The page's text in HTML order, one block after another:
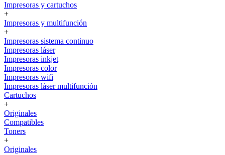
Impresoras y cartuchos
+
Impresoras y multifunción
+
Impresoras sistema continuo
Impresoras láser
Impresoras inkjet
Impresoras color
Impresoras wifi
Impresoras láser multifunción
Cartuchos
+
Originales
Compatibles
Toners
+
Originales